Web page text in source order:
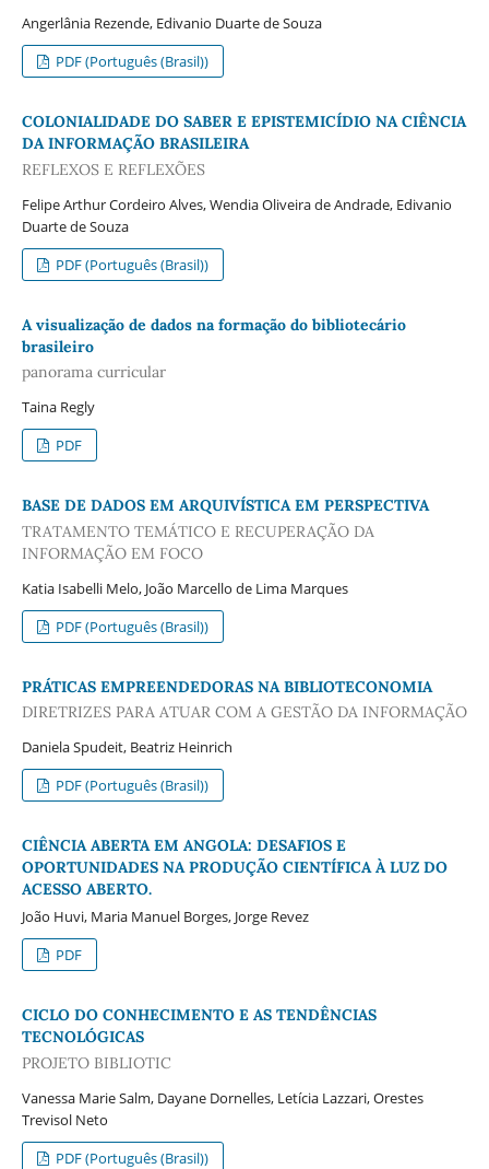
Angerlânia Rezende, Edivanio Duarte de Souza
PDF (Português (Brasil))
COLONIALIDADE DO SABER E EPISTEMICÍDIO NA CIÊNCIA
DA INFORMAÇÃO BRASILEIRA
REFLEXOS E REFLEXÕES
Felipe Arthur Cordeiro Alves, Wendia Oliveira de Andrade, Edivanio
Duarte de Souza
PDF (Português (Brasil))
A visualização de dados na formação do bibliotecário
brasileiro
panorama curricular
Taina Regly
PDF
BASE DE DADOS EM ARQUIVÍSTICA EM PERSPECTIVA
TRATAMENTO TEMÁTICO E RECUPERAÇÃO DA
INFORMAÇÃO EM FOCO
Katia Isabelli Melo, João Marcello de Lima Marques
PDF (Português (Brasil))
PRÁTICAS EMPREENDEDORAS NA BIBLIOTECONOMIA
DIRETRIZES PARA ATUAR COM A GESTÃO DA INFORMAÇÃO
Daniela Spudeit, Beatriz Heinrich
PDF (Português (Brasil))
CIÊNCIA ABERTA EM ANGOLA: DESAFIOS E
OPORTUNIDADES NA PRODUÇÃO CIENTÍFICA À LUZ DO
ACESSO ABERTO.
João Huvi, Maria Manuel Borges, Jorge Revez
PDF
CICLO DO CONHECIMENTO E AS TENDÊNCIAS
TECNOLÓGICAS
PROJETO BIBLIOTIC
Vanessa Marie Salm, Dayane Dornelles, Letícia Lazzari, Orestes
Trevisol Neto
PDF (Português (Brasil))